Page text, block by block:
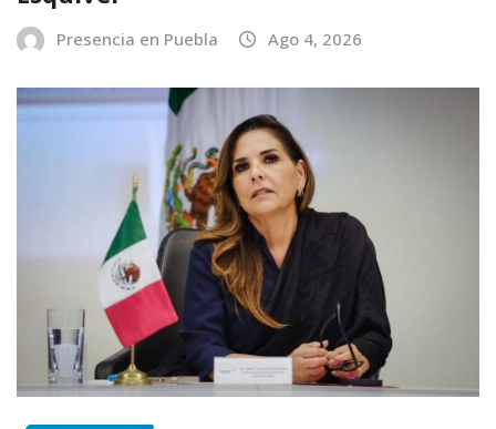
Presencia en Puebla Ago 4, 2026